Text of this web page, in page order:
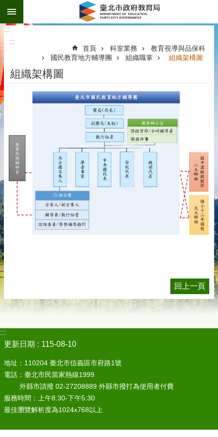
跳到主要內容區塊
:::
:::
首頁 科室業務
教育視導與品保科
國民教育地方輔導團
組織職掌 組織架構圖
組織架構圖
回上一頁
:::
更新日期
115-08-10
地址：110204 臺北市信義區市府路1號
電話：臺北市民當家熱線1999
外縣市請撥 02-27208889 外縣市撥打為使用者付費
服務時間：上午8:30-下午5:30
最佳瀏覽解析度為1024x768以上